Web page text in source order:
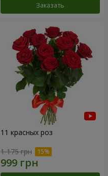
Заказать
11 красных роз
1 175 грн